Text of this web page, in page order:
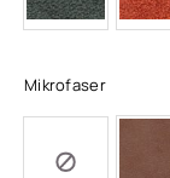
Mikrofaser